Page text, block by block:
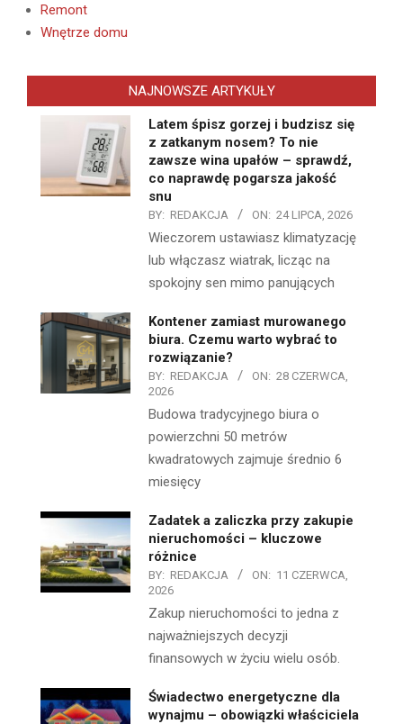
Remont
Wnętrze domu
NAJNOWSZE ARTYKUŁY
Latem śpisz gorzej i budzisz się
z zatkanym nosem? To nie
zawsze wina upałów – sprawdź,
co naprawdę pogarsza jakość
snu
BY: REDAKCJA ON: 24 LIPCA, 2026
Wieczorem ustawiasz klimatyzację
lub włączasz wiatrak, licząc na
spokojny sen mimo panujących
Kontener zamiast murowanego
biura. Czemu warto wybrać to
rozwiązanie?
BY: REDAKCJA ON: 28 CZERWCA,
2026
Budowa tradycyjnego biura o
powierzchni 50 metrów
kwadratowych zajmuje średnio 6
miesięcy
Zadatek a zaliczka przy zakupie
nieruchomości – kluczowe
różnice
BY: REDAKCJA ON: 11 CZERWCA,
2026
Zakup nieruchomości to jedna z
najważniejszych decyzji
finansowych w życiu wielu osób.
Świadectwo energetyczne dla
wynajmu – obowiązki właściciela